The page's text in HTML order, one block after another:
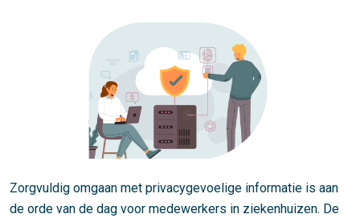
Zorgvuldig omgaan met privacygevoelige informatie is aan
de orde van de dag voor medewerkers in ziekenhuizen. De